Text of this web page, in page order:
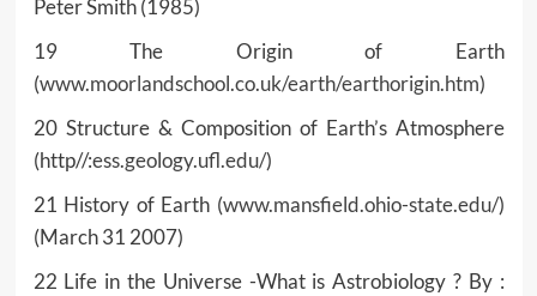
Peter Smith (1985)
19 The Origin of Earth
(www.moorlandschool.co.uk/earth/earthorigin.htm)
20 Structure & Composition of Earth’s Atmosphere
(http//:ess.geology.ufl.edu/)
21 History of Earth (www.mansfield.ohio-state.edu/)
(March 31 2007)
22 Life in the Universe -What is Astrobiology ? By :